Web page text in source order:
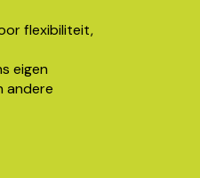
flexibiliteit,
eigen
andere